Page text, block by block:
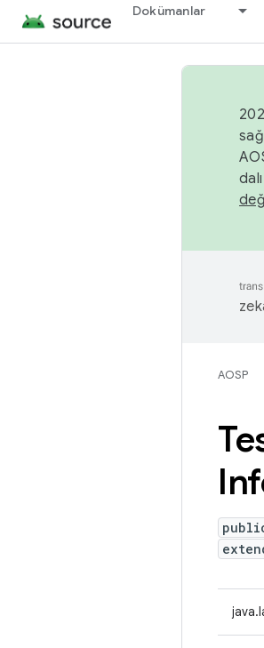
Dokümanlar
AOSP